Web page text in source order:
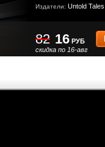
Издатели: Untold Tales
82
скидка по 16-авг
16 РУБ